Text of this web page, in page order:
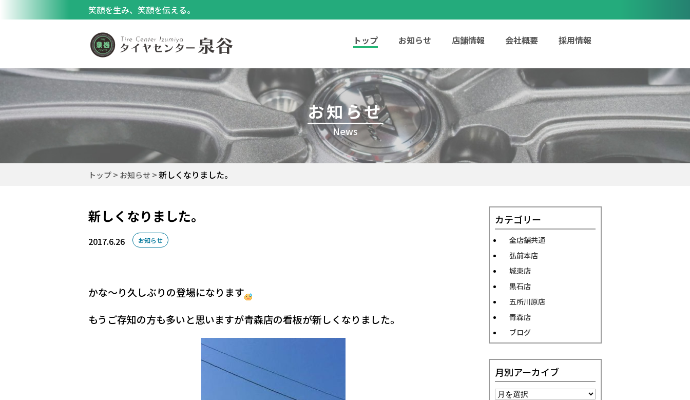
笑顔を生み、笑顔を伝える。
トップ お知らせ 店舗情報 会社概要 採用情報
お知らせ
News
トップ お知らせ 新しくなりました。
新しくなりました。
2017.6.26 お知らせ
かな～り久しぶりの登場になります
もうご存知の方も多いと思いますが青森店の看板が新しくなりました。
カテゴリー
全店舗共通
弘前本店
城東店
黒石店
五所川原店
青森店
ブログ
月別アーカイブ